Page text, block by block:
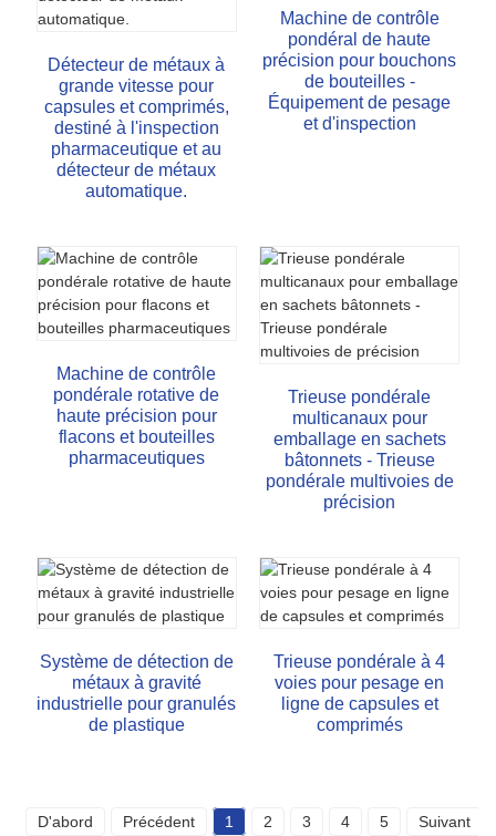
Détecteur de métaux à
grande vitesse pour
capsules et comprimés,
destiné à l'inspection
pharmaceutique et au
détecteur de métaux
automatique.
Machine de contrôle
pondéral de haute
précision pour bouchons
de bouteilles -
Équipement de pesage
et d'inspection
Machine de contrôle
pondérale rotative de
haute précision pour
flacons et bouteilles
pharmaceutiques
Trieuse pondérale
multicanaux pour
emballage en sachets
bâtonnets - Trieuse
pondérale multivoies de
précision
Système de détection de
métaux à gravité
industrielle pour granulés
de plastique
Trieuse pondérale à 4
voies pour pesage en
ligne de capsules et
comprimés
D'abord Précédent 1 2 3 4 5 Suivant